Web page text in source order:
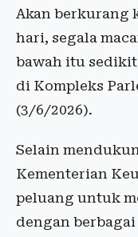
Akan berkurang
hari, segala
bawah itu
di Kompleks
(3/6/2026).
Selain
Kementerian
peluang untuk
dengan